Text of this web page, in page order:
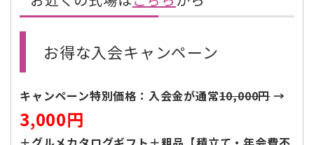
お得な入会キャンペーン
キャンペーン特別価格：入会金が通常10,000円→
3,000円